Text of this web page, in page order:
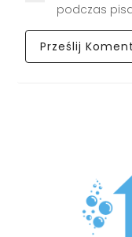
podczas